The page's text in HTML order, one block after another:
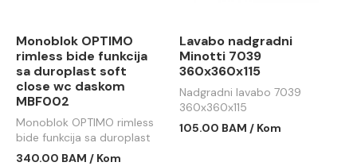
Monoblok OPTIMO
rimless bide funkcija
sa duroplast soft
close wc daskom
MBF002
Monoblok OPTIMO rimless
bide funkcija sa duroplast
soft close wc daskom
340.00 BAM / Kom
Lavabo nadgradni
Minotti 7039
360x360x115
Nadgradni lavabo 7039
360x360x115
105.00 BAM / Kom